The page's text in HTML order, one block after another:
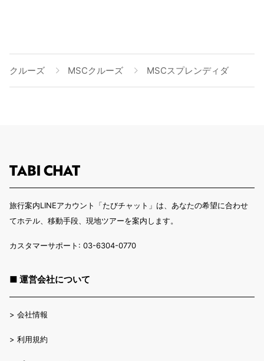
クルーズ MSCクルーズ MSCスプレンディダ
旅行案内LINEアカウント「たびチャット」は、あなたの希望に合わせ
てホテル、移動手段、現地ツアーを案内します。
カスタマーサポート: 03-6304-0770
■ 運営会社について
> 会社情報
> 利用規約